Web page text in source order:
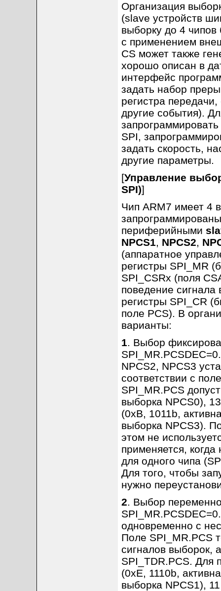
Организация
(slave устройств
выборку до 4
с применением
CS может также
хорошо описан в
интерфейс
задать набор
регистра
другие события).
SPI,
задать скорость,
другие параметры.
[Управление
SPI)]
Чип ARM7 имеет 4
периферийными
NPCS1, NPCS2,
(аппаратное
регистры SPI_MR
SPI_CSRx (поля
поведение сигнала
регистры SPI_CR
поле PCS). В
варианты:
1. Выбор
NPCS2, NPCS3
соответствии с
SPI_MR.PCS
выборка NPCS0),
(0xB, 1011b,
выборка NPCS3).
этом не
применяется,
для одного чипа
Для того, чтобы
нужно
2. Выбор
одновременно с
Поле SPI_MR.PCS
сигналов выборок,
SPI_TDR.PCS. Для
(0xE, 1110b,
выборка NPCS1),